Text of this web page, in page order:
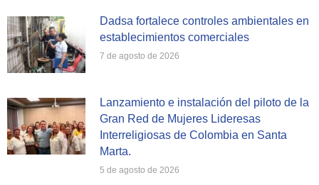
Dadsa fortalece controles ambientales en
establecimientos comerciales
7 de agosto de 2026
Lanzamiento e instalación del piloto de la
Gran Red de Mujeres Lideresas
Interreligiosas de Colombia en Santa
Marta.
5 de agosto de 2026